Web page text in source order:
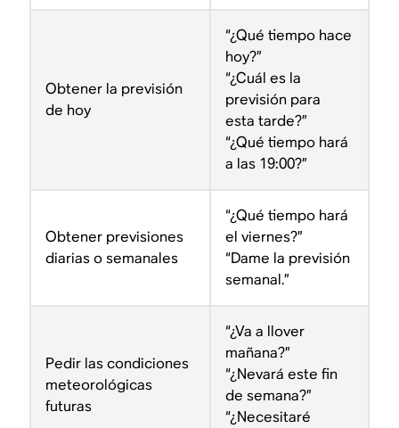
Obtener la previsión
de hoy
“¿Qué tiempo hace
hoy?”
“¿Cuál es la
previsión para
esta tarde?”
“¿Qué tiempo hará
a las 19:00?”
Obtener previsiones
diarias o semanales
“¿Qué tiempo hará
el viernes?”
“Dame la previsión
semanal.”
Pedir las condiciones
meteorológicas
futuras
“¿Va a llover
mañana?”
“¿Nevará este fin
de semana?”
“¿Necesitaré